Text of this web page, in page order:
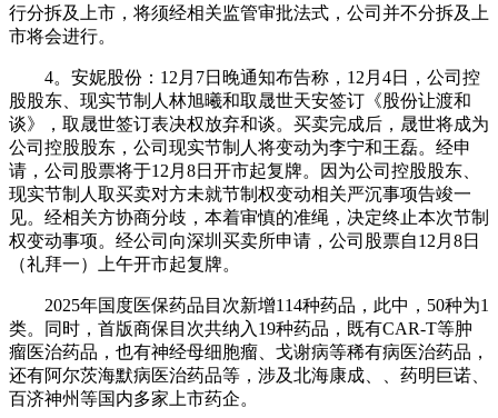
行分拆及上市，将须经相关监管审批法式，公司并不分拆及上
市将会进行。
4。安妮股份：12月7日晚通知布告称，12月4日，公司控
股股东、现实节制人林旭曦和取晟世天安签订《股份让渡和
谈》，取晟世签订表决权放弃和谈。买卖完成后，晟世将成为
公司控股股东，公司现实节制人将变动为李宁和王磊。经申
请，公司股票将于12月8日开市起复牌。因为公司控股股东、
现实节制人取买卖对方未就节制权变动相关严沉事项告竣一
见。经相关方协商分歧，本着审慎的准绳，决定终止本次节制
权变动事项。经公司向深圳买卖所申请，公司股票自12月8日
（礼拜一）上午开市起复牌。
2025年国度医保药品目次新增114种药品，此中，50种为1
类。同时，首版商保目次共纳入19种药品，既有CAR-T等肿
瘤医治药品，也有神经母细胞瘤、戈谢病等稀有病医治药品，
还有阿尔茨海默病医治药品等，涉及北海康成、、药明巨诺、
百济神州等国内多家上市药企。